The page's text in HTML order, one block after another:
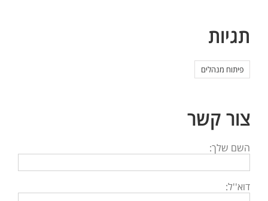
תגיות
פיתוח מנהלים
צור קשר
השם שלך:
דוא''ל: